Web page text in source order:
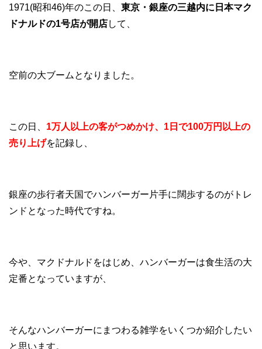
1971(昭和46)年のこの日、 東京・銀座の三越内に日本マク
ドナルドの1号店が開店して、
空前の大ブームとなりました。
この日、 1万人以上の客がつめかけ、1日で100万円以上の
売り上げを記録し、
銀座の歩行者天国でハンバーガー片手に闊歩するのがトレ
ンドとなった時代ですね。
今や、マクドナルドをはじめ、ハンバーガーは食生活の大
定番となっていますが、
そんなハンバーガーにまつわる雑学をいくつか紹介したい
と思います。